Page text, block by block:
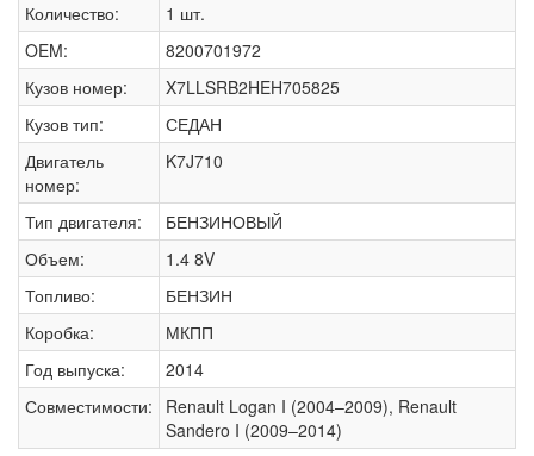
Количество:
1 шт.
OEM:
8200701972
Кузов номер:
X7LLSRB2HEH705825
Кузов тип:
СЕДАН
Двигатель
номер:
K7J710
Тип двигателя:
БЕНЗИНОВЫЙ
Объем:
1.4 8V
Топливо:
БЕНЗИН
Коробка:
МКПП
Год выпуска:
2014
Совместимости:
Renault Logan I (2004–2009), Renault
Sandero I (2009–2014)